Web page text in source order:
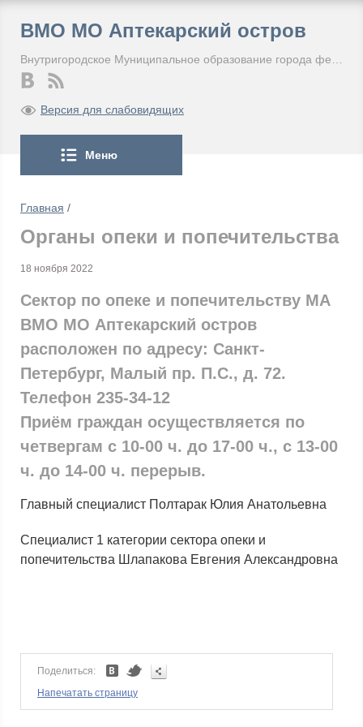
ВМО МО Аптекарский остров
Версия для слабовидящих
Меню
Главная /
Органы опеки и попечительства
18 ноября 2022
Сектор по опеке и попечительству МА
ВМО МО Аптекарский остров
расположен по адресу: Санкт-
Петербург, Малый пр. П.С., д. 72.
Телефон 235-34-12
Приём граждан осуществляется по
четвергам с 10-00 ч. до 17-00 ч., с 13-00
ч. до 14-00 ч. перерыв.
Главный специалист Полтарак Юлия Анатольевна
Специалист 1 категории сектора опеки и
попечительства Шлапакова Евгения Александровна
Поделиться:
Напечатать страницу